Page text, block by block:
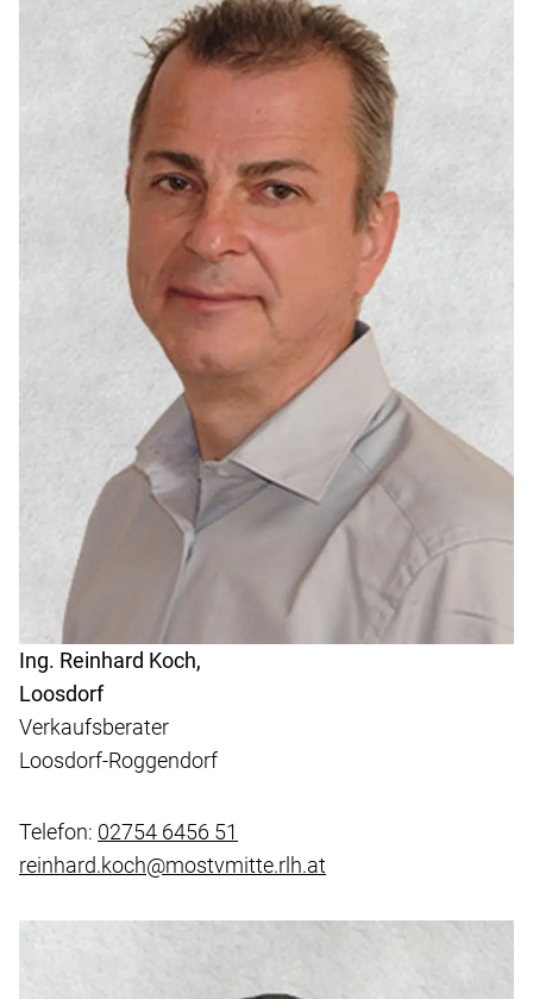
Ing. Reinhard Koch,
Loosdorf
Verkaufsberater
Loosdorf-Roggendorf
Telefon: 02754 6456 51
reinhard.koch@mostvmitte.rlh.at